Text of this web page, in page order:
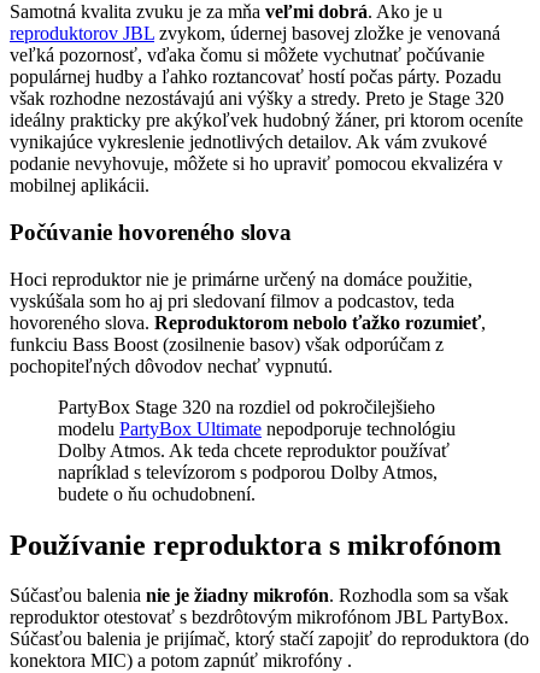
Samotná kvalita zvuku je za mňa veľmi dobrá. Ako je u
reproduktorov JBL zvykom, údernej basovej zložke je venovaná
veľká pozornosť, vďaka čomu si môžete vychutnať počúvanie
populárnej hudby a ľahko roztancovať hostí počas párty. Pozadu
však rozhodne nezostávajú ani výšky a stredy. Preto je Stage 320
ideálny prakticky pre akýkoľvek hudobný žáner, pri ktorom oceníte
vynikajúce vykreslenie jednotlivých detailov. Ak vám zvukové
podanie nevyhovuje, môžete si ho upraviť pomocou ekvalizéra v
mobilnej aplikácii.
Počúvanie hovoreného slova
Hoci reproduktor nie je primárne určený na domáce použitie,
vyskúšala som ho aj pri sledovaní filmov a podcastov, teda
hovoreného slova. Reproduktorom nebolo ťažko rozumieť,
funkciu Bass Boost (zosilnenie basov) však odporúčam z
pochopiteľných dôvodov nechať vypnutú.
PartyBox Stage 320 na rozdiel od pokročilejšieho
modelu PartyBox Ultimate nepodporuje technológiu
Dolby Atmos. Ak teda chcete reproduktor používať
napríklad s televízorom s podporou Dolby Atmos,
budete o ňu ochudobnení.
Používanie reproduktora s mikrofónom
Súčasťou balenia nie je žiadny mikrofón. Rozhodla som sa však
reproduktor otestovať s bezdrôtovým mikrofónom JBL PartyBox.
Súčasťou balenia je prijímač, ktorý stačí zapojiť do reproduktora (do
konektora MIC) a potom zapnúť mikrofóny .